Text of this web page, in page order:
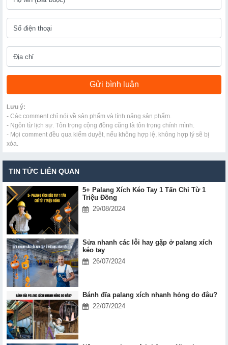
Lưu ý:
- Các comment chỉ nói về sản phẩm và tính năng sản phẩm.
- Ngôn từ lịch sự. Tôn trọng cộng đồng cũng là tôn trọng chính mình.
- Mọi comment đều qua kiểm duyệt, nếu không hợp lệ, không hợp lý sẽ bị
xóa.
TIN TỨC LIÊN QUAN
5+ Palang Xích Kéo Tay 1 Tấn Chỉ Từ 1
Triệu Đồng
29/08/2024
Sửa nhanh các lỗi hay gặp ở palang xích
kéo tay
26/07/2024
Bánh đĩa palang xích nhanh hỏng do đâu?
22/07/2024